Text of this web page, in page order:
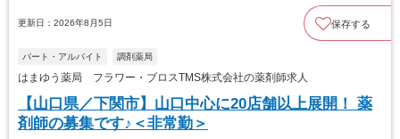
更新日：2026年8月5日 保存する
パート・アルバイト 調剤薬局
はまゆう薬局 フラワー・ブロスTMS株式会社の薬剤師求人
【山口県／下関市】山口中心に20店舗以上展開！ 薬
剤師の募集です♪＜非常勤＞